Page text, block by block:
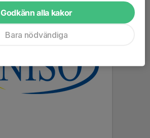
Godkänn alla kakor
Bara nödvändiga